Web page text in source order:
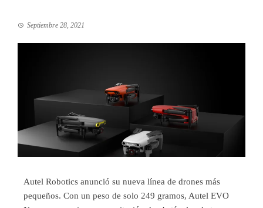
Septiembre 28, 2021
Autel Robotics anunció su nueva línea de drones más
pequeños. Con un peso de solo 249 gramos, Autel EVO